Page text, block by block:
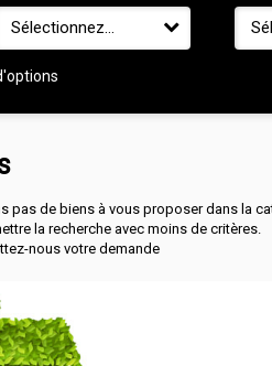
Sélectionnez...
pas de biens à vous proposer dans la
la recherche avec moins de critères.
nous votre demande